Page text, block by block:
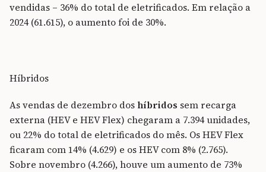
vendidas – 36% do total de eletrificados. Em relação a
2024 (61.615), o aumento foi de 30%.
Híbridos
As vendas de dezembro doshíbridos sem recarga
externa (HEV e HEV Flex) chegaram a 7.394 unidades,
ou 22% do total de eletrificados do mês. Os HEV Flex
ficaram com 14% (4.629) e os HEV com 8% (2.765).
Sobre novembro (4.266), houve um aumento de 73%